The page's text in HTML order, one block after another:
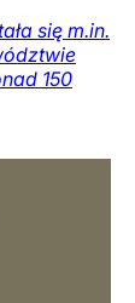
się m.in.
150